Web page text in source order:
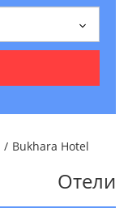
/ Bukhara Hotel
Отели